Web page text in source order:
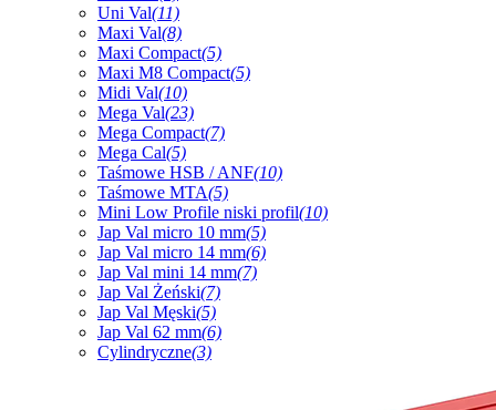
Uni Val(11)
Maxi Val(8)
Maxi Compact(5)
Maxi M8 Compact(5)
Midi Val(10)
Mega Val(23)
Mega Compact(7)
Mega Cal(5)
Taśmowe HSB / ANF(10)
Taśmowe MTA(5)
Mini Low Profile niski profil(10)
Jap Val micro 10 mm(5)
Jap Val micro 14 mm(6)
Jap Val mini 14 mm(7)
Jap Val Żeński(7)
Jap Val Męski(5)
Jap Val 62 mm(6)
Cylindryczne(3)